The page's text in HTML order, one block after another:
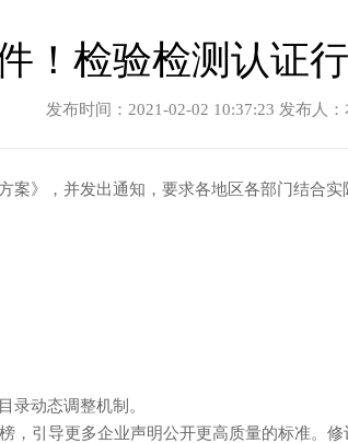
！检验检测认证
发布时间：2021-02-02 10:37:23 发布人
发出通知，要求各地区各部门结合实际
录动态调整机制。
，引导更多企业声明公开更高质量的标准。